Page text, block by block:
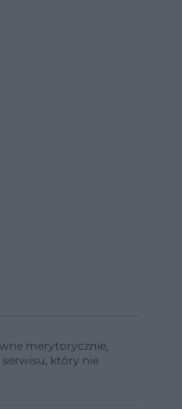
merytorycznie,
który nie